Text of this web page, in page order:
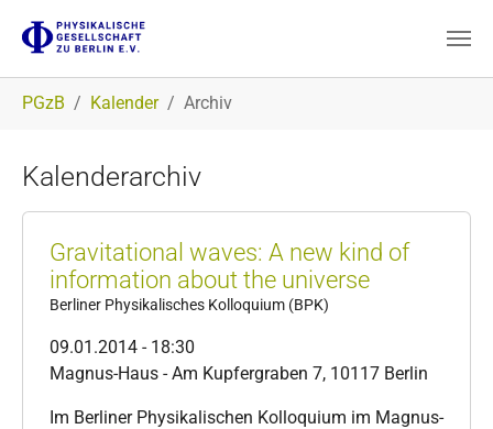
PGzB Kalender Archiv
Kalenderarchiv
Gravitational waves: A new kind of
information about the universe
Berliner Physikalisches Kolloquium (BPK)
09.01.2014 - 18:30
Magnus-Haus - Am Kupfergraben 7, 10117 Berlin
Im Berliner Physikalischen Kolloquium im Magnus-